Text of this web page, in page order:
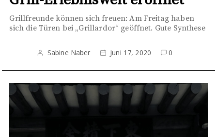
Grillfreunde können sich freuen: Am Freitag haben
sich die Türen bei „Grillardor“ geöffnet. Gute Synthese
Sabine Naber Juni 17, 2020 0